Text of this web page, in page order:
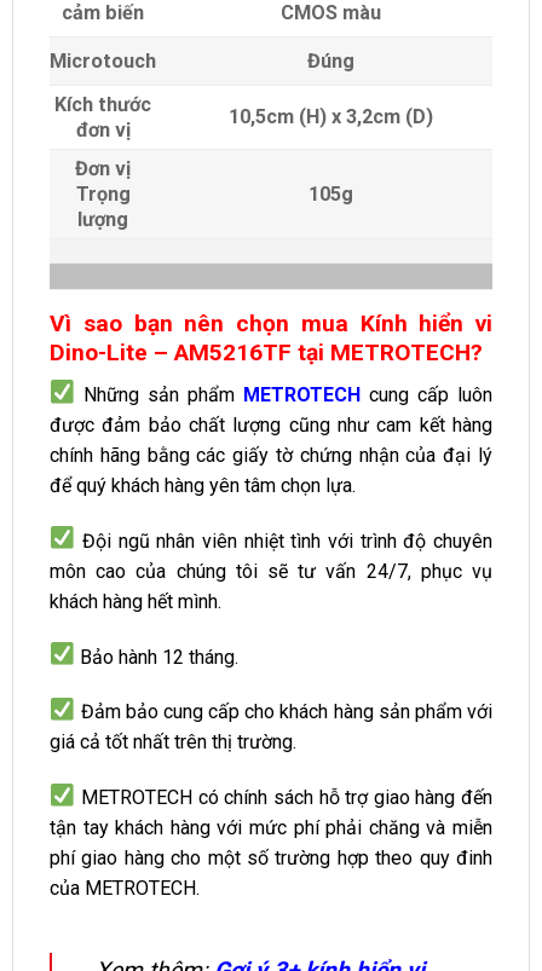
cảm biến CMOS màu
Microtouch
Đúng
Kích thước
đơn vị
10,5cm (H) x 3,2cm (D)
Đơn vị
Trọng
lượng
105g
Vì sao bạn nên chọn mua Kính hiển vi
Dino-Lite – AM5216TF tại METROTECH?
Những sản phẩm METROTECH cung cấp luôn
được đảm bảo chất lượng cũng như cam kết hàng
chính hãng bằng các giấy tờ chứng nhận của đại lý
để quý khách hàng yên tâm chọn lựa.
Đội ngũ nhân viên nhiệt tình với trình độ chuyên
môn cao của chúng tôi sẽ tư vấn 24/7, phục vụ
khách hàng hết mình.
Bảo hành 12 tháng.
Đảm bảo cung cấp cho khách hàng sản phẩm với
giá cả tốt nhất trên thị trường.
METROTECH có chính sách hỗ trợ giao hàng đến
tận tay khách hàng với mức phí phải chăng và miễn
phí giao hàng cho một số trường hợp theo quy đinh
của METROTECH.